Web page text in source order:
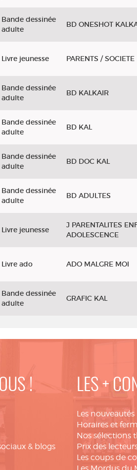
Bande dessinée
adulte
BD ONESHOT
Livre jeunesse PARENTS / SOCIETE
Bande dessinée
adulte
BD KALKAIR
Bande dessinée
adulte
BD KAL
Bande dessinée
adulte
BD DOC KAL
Bande dessinée
adulte
BD ADULTES
Livre jeunesse
J PARENTALITES
ADOLESCENCE
Livre ado ADO MALGRE MOI
Bande dessinée
adulte
GRAFIC KAL
!
& blogs
LES +
Les nouveautés
Horaires et
Nos sélections
Prix des
Les coups de